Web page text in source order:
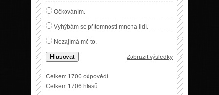
Očkováním.
Vyhýbám se přítomnosti mnoha lidí.
Nezajímá mě to.
Hlasovat Zobrazit výsledky
Celkem 1706 odpovědí
Celkem 1706 hlasů